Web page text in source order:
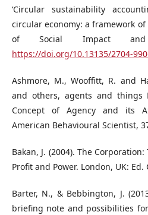
‘Circular sustainability
circular economy: a framework of
of Social Impact and
https://doi.org/10.13135/2704-
Ashmore, M., Wooffitt, R. and
and others, agents and things
Concept of Agency and its
American Behavioural Scientist,
Bakan, J. (2004). The
Profit and Power. London, UK: Ed.
Barter, N., & Bebbington, J.
briefing note and possibilities